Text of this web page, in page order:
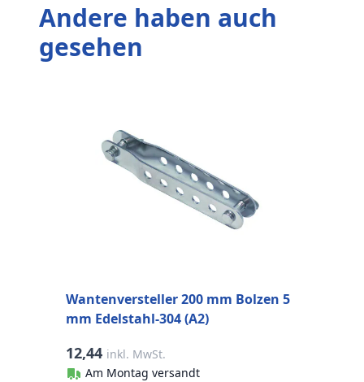
Andere haben auch
gesehen
Wantenversteller 200 mm Bolzen 5
mm Edelstahl-304 (A2)
12,44 inkl. MwSt.
Am Montag versandt